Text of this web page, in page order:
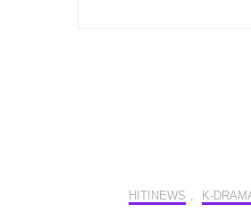
HIT!NEWS K-